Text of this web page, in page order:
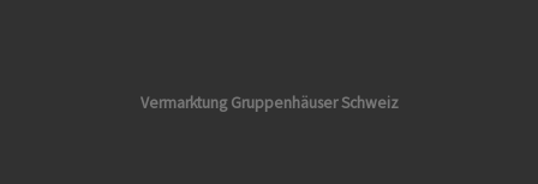
Vermarktung Gruppenhäuser Schweiz